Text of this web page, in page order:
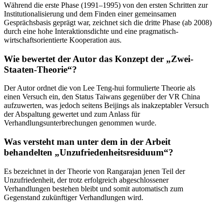
Während die erste Phase (1991–1995) von den ersten Schritten zur
Institutionalisierung und dem Finden einer gemeinsamen
Gesprächsbasis geprägt war, zeichnet sich die dritte Phase (ab 2008)
durch eine hohe Interaktionsdichte und eine pragmatisch-
wirtschaftsorientierte Kooperation aus.
Wie bewertet der Autor das Konzept der „Zwei-
Staaten-Theorie“?
Der Autor ordnet die von Lee Teng-hui formulierte Theorie als
einen Versuch ein, den Status Taiwans gegenüber der VR China
aufzuwerten, was jedoch seitens Beijings als inakzeptabler Versuch
der Abspaltung gewertet und zum Anlass für
Verhandlungsunterbrechungen genommen wurde.
Was versteht man unter dem in der Arbeit
behandelten „Unzufriedenheitsresiduum“?
Es bezeichnet in der Theorie von Rangarajan jenen Teil der
Unzufriedenheit, der trotz erfolgreich abgeschlossener
Verhandlungen bestehen bleibt und somit automatisch zum
Gegenstand zukünftiger Verhandlungen wird.